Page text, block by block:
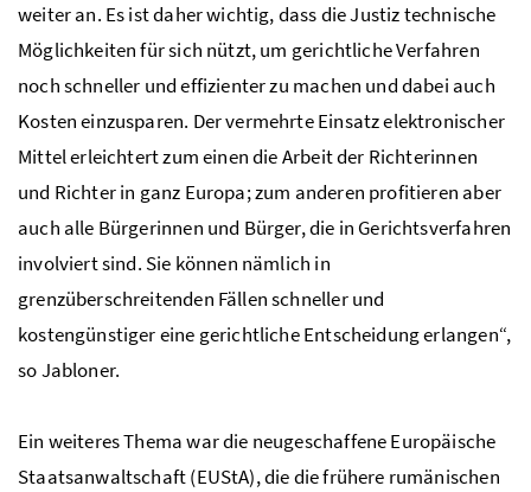
weiter an. Es ist daher wichtig, dass die Justiz technische
Möglichkeiten für sich nützt, um gerichtliche Verfahren
noch schneller und effizienter zu machen und dabei auch
Kosten einzusparen. Der vermehrte Einsatz elektronischer
Mittel erleichtert zum einen die Arbeit der Richterinnen
und Richter in ganz Europa; zum anderen profitieren aber
auch alle Bürgerinnen und Bürger, die in Gerichtsverfahren
involviert sind. Sie können nämlich in
grenzüberschreitenden Fällen schneller und
kostengünstiger eine gerichtliche Entscheidung erlangen“,
so Jabloner.
Ein weiteres Thema war die neugeschaffene Europäische
Staatsanwaltschaft (EUStA), die die frühere rumänischen